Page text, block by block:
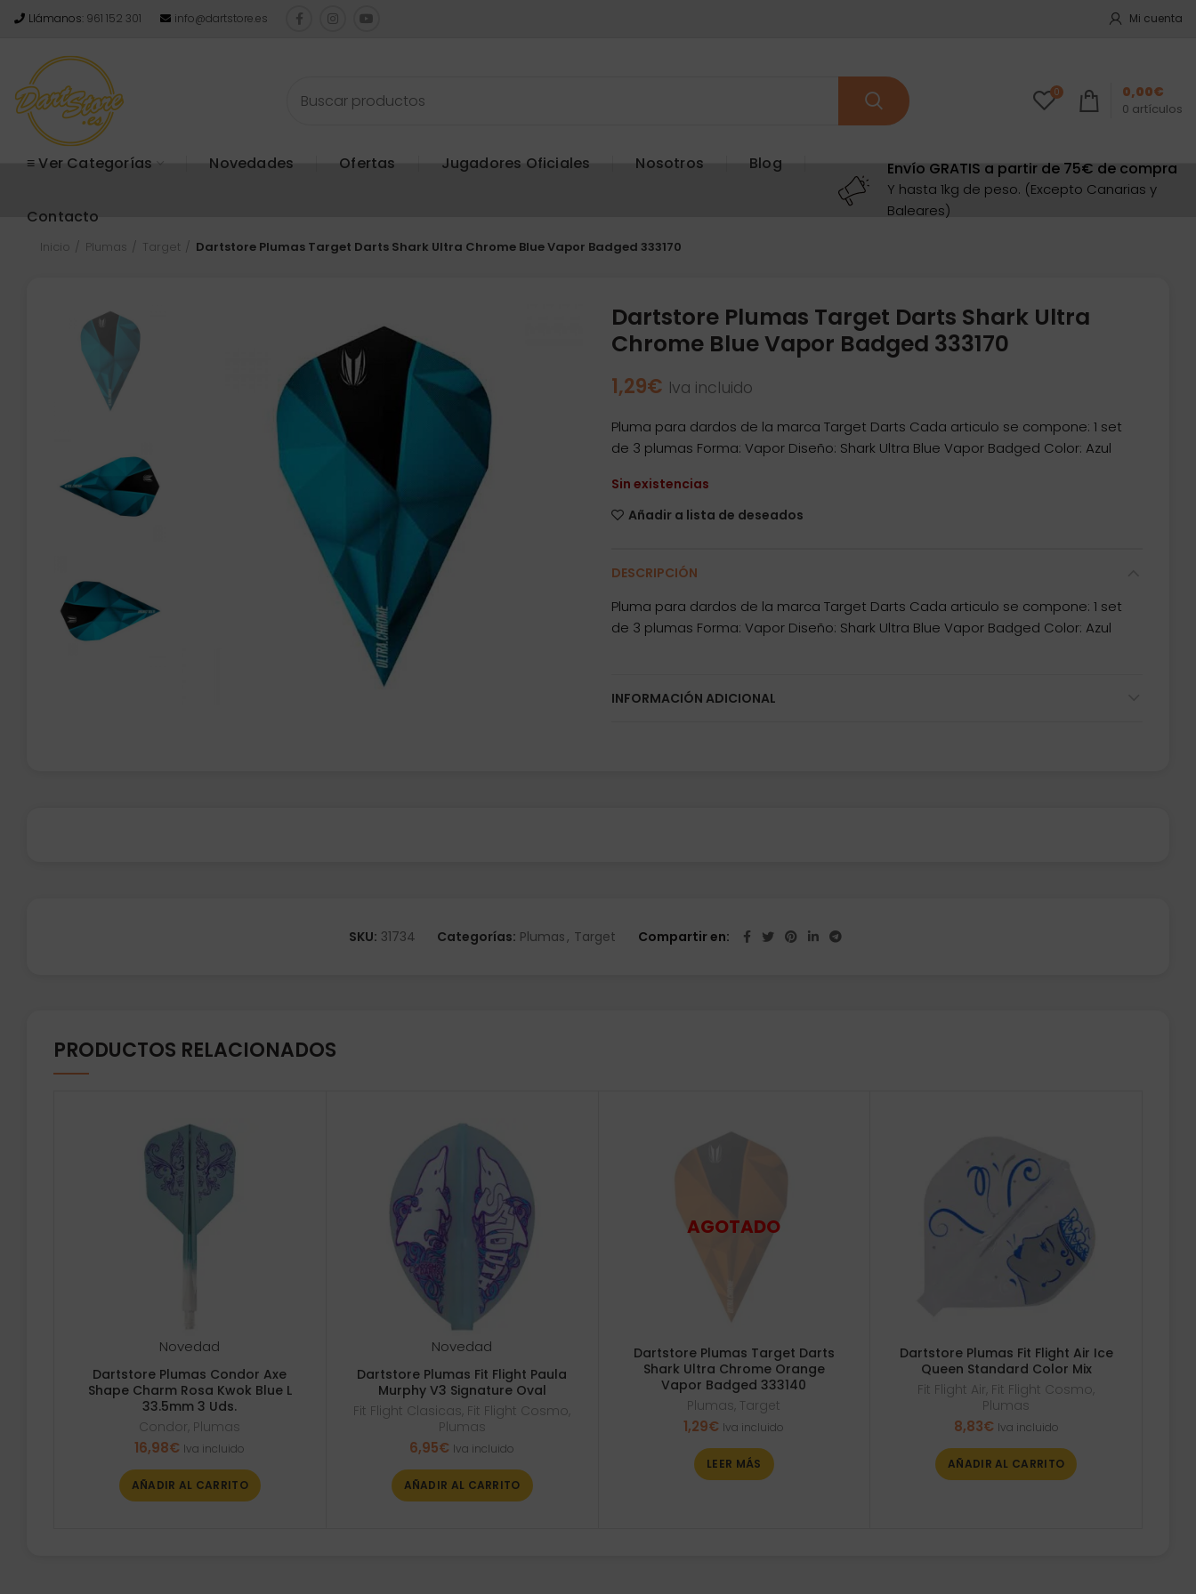
Llámanos: 961 152 301 info@dartstore.es Mi cuenta
0
0 artículos
0,00€
≡ Ver Categorías Novedades Ofertas Jugadores Oficiales Nosotros Blog
Contacto
Envío GRATIS a partir de 75€ de compra
Y hasta 1kg de peso. (Excepto Canarias y
Baleares)
Inicio Plumas Target Dartstore Plumas Target Darts Shark Ultra Chrome Blue Vapor Badged 333170
Dartstore Plumas Target Darts Shark Ultra
Chrome Blue Vapor Badged 333170
1,29€ Iva incluido
Pluma para dardos de la marca Target Darts Cada articulo se compone: 1 set
de 3 plumas Forma: Vapor Diseño: Shark Ultra Blue Vapor Badged Color: Azul
Sin existencias
Añadir a lista de deseados
DESCRIPCIÓN
Pluma para dardos de la marca Target Darts Cada articulo se compone: 1 set
de 3 plumas Forma: Vapor Diseño: Shark Ultra Blue Vapor Badged Color: Azul
INFORMACIÓN ADICIONAL
SKU: 31734 Categorías: Plumas, Target Compartir en
PRODUCTOS RELACIONADOS
Novedad
Dartstore Plumas Condor Axe
Shape Charm Rosa Kwok Blue L
33.5mm 3 Uds.
Condor , Plumas
16,98€ Iva incluido
AÑADIR AL CARRITO
Novedad
Dartstore Plumas Fit Flight Paula
Murphy V3 Signature Oval
Fit Flight Clasicas, Fit Flight Cosmo,
Plumas
6,95€ Iva incluido
AÑADIR AL CARRITO
Dartstore Plumas Target Darts
Shark Ultra Chrome Orange
Vapor Badged 333140
Plumas, Target
1,29€ Iva incluido
LEER MÁS
Dartstore Plumas Fit Flight Air Ice
Queen Standard Color Mix
Fit Flight Air , Fit Flight Cosmo,
Plumas
8,83€ Iva incluido
AÑADIR AL CARRITO